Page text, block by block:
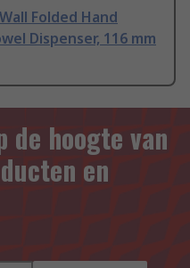
Folded Hand
Dispenser, 116 mm
de hoogte van
en